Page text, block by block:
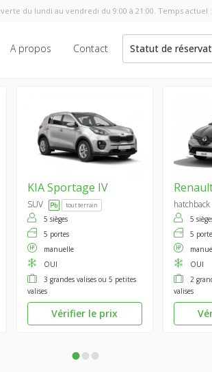
du lundi au vendredi du 9:00 à 21:00. Temps actuel :
A propos Contact Statut de
KIASportage IV
SUV tout terrain
5 sièges
5 portes
manuelle
OUI
3 grandes valises ou 5 petites
valises
Vérifier le prix
hatchback
5
5
OUI
2
valises
•••